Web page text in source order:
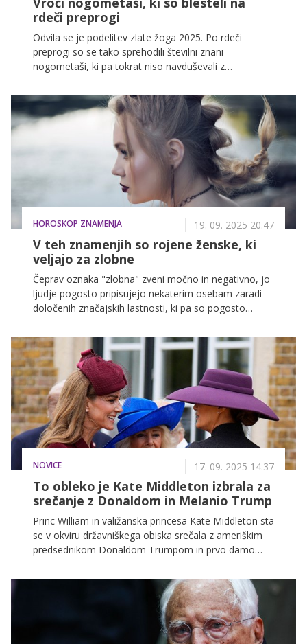
rdeči preprogi
Odvila se je podelitev zlate žoga 2025. Po rdeči
preprogi so se tako sprehodili številni znani
nogometaši, ki pa tokrat niso navduševali z
najbolj navdušil.
HOROSKOP ZNAMENJA 19. 09. 2025 20.47
V teh znamenjih so rojene ženske, ki
veljajo za zlobne
Čeprav oznaka "zlobna" zveni močno in negativno, jo
ljudje pogosto pripisujejo nekaterim osebam zaradi
določenih značajskih lastnosti, ki pa so pogosto
preberete, kako nekateri ljudje vidijo določena
astrološka znamenja.
NOVICE 17. 09. 2025 14.37
To obleko je Kate Middleton izbrala za
srečanje z Donaldom in Melanio Trump
Princ William in valižanska princesa Kate Middleton sta
se v okviru državniškega obiska srečala z ameriškim
predsednikom Donaldom Trumpom in prvo damo